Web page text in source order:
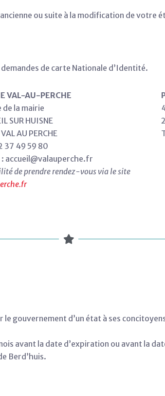
ou suite à la modification de votre
de carte Nationale d’Identité.
VAL-AU-PERCHE
de la mairie
SUR HUISNE
AU PERCHE
37 49 59 80
: accueil@valauperche.fr
de prendre rendez-vous via le site
gouvernement d’un état à ses
avant la date d’expiration ou avant la
Berd’huis.